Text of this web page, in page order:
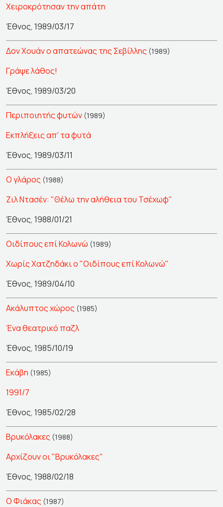
Χειροκρότησαν την απάτη
Έθνος, 1989/03/17
Δον Χουάν ο απατεώνας της Σεβίλλης (1989)
Γράψε λάθος!
Έθνος, 1989/03/20
Περιποιητής φυτών (1989)
Εκπλήξεις απ' τα φυτά
Έθνος, 1989/03/11
Ο γλάρος (1988)
Ζιλ Ντασέν: "Θέλω την αλήθεια του Τσέχωφ"
Έθνος, 1988/01/21
Οιδίπους επί Κολωνώ (1989)
Χωρίς Χατζηδάκι ο "Οιδίπους επί Κολωνώ"
Έθνος, 1989/04/10
Ακάλυπτος χώρος (1985)
Ένα θεατρικό παζλ
Έθνος, 1985/10/19
Εκάβη (1985)
1991/7
Έθνος, 1985/02/28
Βρυκόλακες (1988)
Αρχίζουν οι "Βρυκόλακες"
Έθνος, 1988/02/18
Ο Φιάκας (1987)